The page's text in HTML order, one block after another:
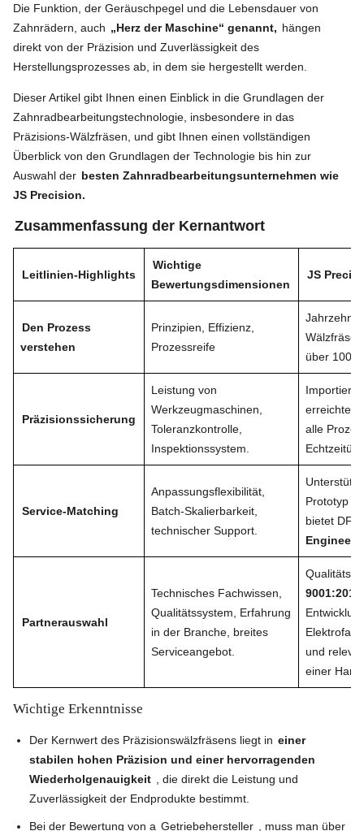
Die Funktion, der Geräuschpegel und die Lebensdauer von
Zahnrädern, auch „Herz der Maschine“ genannt, hängen
direkt von der Präzision und Zuverlässigkeit des
Herstellungsprozesses ab, in dem sie hergestellt werden.
Dieser Artikel gibt Ihnen einen Einblick in die Grundlagen der
Zahnradbearbeitungstechnologie, insbesondere in das
Präzisions-Wälzfräsen, und gibt Ihnen einen vollständigen
Überblick von den Grundlagen der Technologie bis hin zur
Auswahl der besten Zahnradbearbeitungsunternehmen wie
JS Precision.
Zusammenfassung der Kernantwort
Leitlinien-Highlights
Wichtige
Bewertungsdimensionen
JS
Den Prozess
verstehen
Prinzipien, Effizienz,
Prozessreife
über 1000
Präzisionssicherung
Leistung von
Werkzeugmaschinen,
Toleranzkontrolle,
Inspektionssystem.
erreichte
alle
Service-Matching
Anpassungsflexibilität,
Batch-Skalierbarkeit,
technischer Support.
Prototyp
bietet
Partnerauswahl
Technisches Fachwissen,
Qualitätssystem, Erfahrung
in der Branche, breites
Serviceangebot.
9001:2015
und
einer
Wichtige Erkenntnisse
Der Kernwert des Präzisionswälzfräsens liegt in einer
stabilen hohen Präzision und einer hervorragenden
Wiederholgenauigkeit
, die direkt die Leistung und
Zuverlässigkeit der Endprodukte bestimmt.
Bei der Bewertung von a Getriebehersteller
, muss man über